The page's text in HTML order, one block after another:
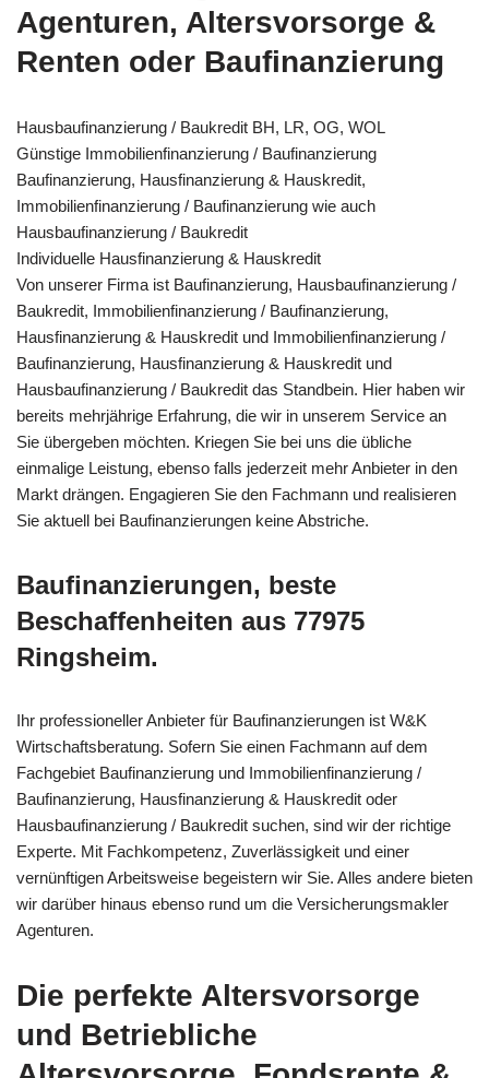
Agenturen, Altersvorsorge &
Renten oder Baufinanzierung
Hausbaufinanzierung / Baukredit BH, LR, OG, WOL
Günstige Immobilienfinanzierung / Baufinanzierung
Baufinanzierung, Hausfinanzierung & Hauskredit,
Immobilienfinanzierung / Baufinanzierung wie auch
Hausbaufinanzierung / Baukredit
Individuelle Hausfinanzierung & Hauskredit
Von unserer Firma ist Baufinanzierung, Hausbaufinanzierung /
Baukredit, Immobilienfinanzierung / Baufinanzierung,
Hausfinanzierung & Hauskredit und Immobilienfinanzierung /
Baufinanzierung, Hausfinanzierung & Hauskredit und
Hausbaufinanzierung / Baukredit das Standbein. Hier haben wir
bereits mehrjährige Erfahrung, die wir in unserem Service an
Sie übergeben möchten. Kriegen Sie bei uns die übliche
einmalige Leistung, ebenso falls jederzeit mehr Anbieter in den
Markt drängen. Engagieren Sie den Fachmann und realisieren
Sie aktuell bei Baufinanzierungen keine Abstriche.
Baufinanzierungen, beste
Beschaffenheiten aus 77975
Ringsheim.
Ihr professioneller Anbieter für Baufinanzierungen ist W&K
Wirtschaftsberatung. Sofern Sie einen Fachmann auf dem
Fachgebiet Baufinanzierung und Immobilienfinanzierung /
Baufinanzierung, Hausfinanzierung & Hauskredit oder
Hausbaufinanzierung / Baukredit suchen, sind wir der richtige
Experte. Mit Fachkompetenz, Zuverlässigkeit und einer
vernünftigen Arbeitsweise begeistern wir Sie. Alles andere bieten
wir darüber hinaus ebenso rund um die Versicherungsmakler
Agenturen.
Die perfekte Altersvorsorge
und Betriebliche